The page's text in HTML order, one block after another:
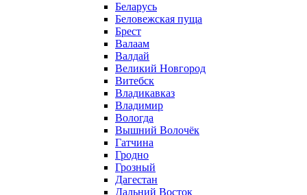
Беларусь
Беловежская пуща
Брест
Валаам
Валдай
Великий Новгород
Витебск
Владикавказ
Владимир
Вологда
Вышний Волочёк
Гатчина
Гродно
Грозный
Дагестан
Дальний Восток